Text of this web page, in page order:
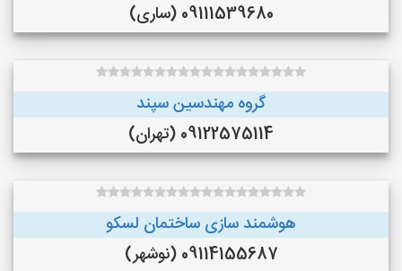
09111539680 (ساری)
گروه مهندسین سپند
09122575114 (تهران)
هوشمند سازی ساختمان لسکو
09114155687 (نوشهر)